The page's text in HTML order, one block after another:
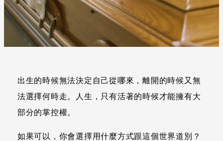
出生的時候無法決定自己從哪來，離開的時候又無
法選擇何時走。人生，只有活著的時候才能擁有大
部分的掌控權。
如果可以，你會選擇用什麼方式跟這個世界道別？